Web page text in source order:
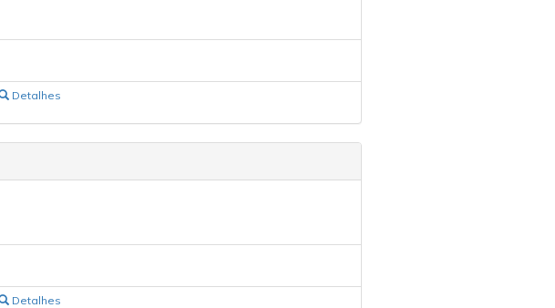
Detalhes
Detalhes